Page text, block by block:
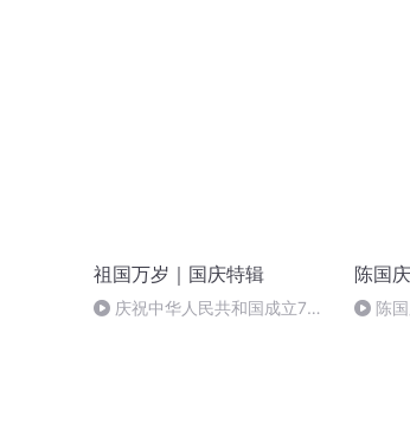
祖国万岁｜国庆特辑
庆祝中华人民共和国成立73
陈国
陈